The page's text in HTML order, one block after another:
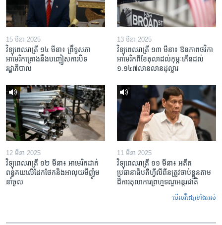
15 មីនា 2025
វិទ្យុពេលរាត្រី ១៤ មីនា៖ ព្រឹទ្ធសភា
អាមេរិកគ្រោងនឹងបញ្ចៀសការបិទ
រដ្ឋាភិបាល
13 មីនា 2025
វិទ្យុពេលរាត្រី ១៣ មីនា៖ ឱនភាព​ថវិកា​
អាមេរិក​ពី​ខែ​តុលា​ដល់​កុម្ភៈ​កើន​ដល់​
១.១៤៧​លានលាន​ដុល្លារ
12 មីនា 2025
វិទ្យុពេលរាត្រី ១២ មីនា៖ អាមេរិក​ដាក់​
ពន្ធគយ​លើ​ដែកថែក​និង​អាលុយ​មីញ៉ូម​
នាំចូល
11 មីនា 2025
វិទ្យុពេលរាត្រី ១១ មីនា៖ អតីត​
ប្រធានាធិបតីហ្វីលីពីន​ត្រូវ​ចាប់ខ្លួនតាម
ដីការ​តុលាការ​ព្រហ្មទណ្ឌ​អន្តរជាតិ
មើល​វីដេអូ​ទាំង​អស់